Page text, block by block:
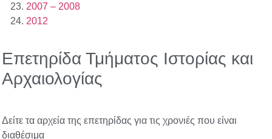
2007 – 2008
2012
Επετηρίδα Τμήματος Ιστορίας και
Αρχαιολογίας
Δείτε τα αρχεία της επετηρίδας για τις χρονιές που είναι
διαθέσιμα